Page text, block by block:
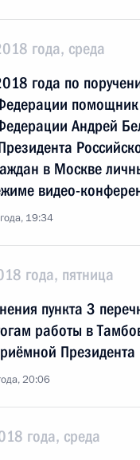
года, среда
года по
Андрей
в Москве
видео-
19:34
года, пятница
пункта 3
работы в
Президента
20:06
года, среда